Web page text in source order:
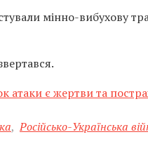
мінно-вибухову
атаки є жертви та
, Російсько-Українська